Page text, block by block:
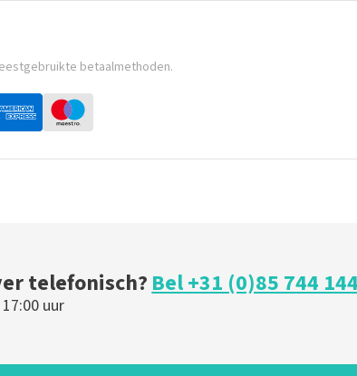
betaalmethoden.
telefonisch?Bel +31 (0)85 744
uur